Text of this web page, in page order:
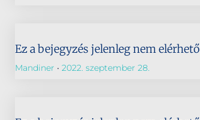
Ez a bejegyzés jelenleg nem elérhető
Mandiner 2022. szeptember 28.